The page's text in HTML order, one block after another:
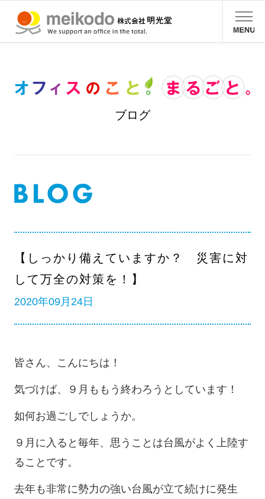
ブログ
【しっかり備えていますか？ 災害に対
して万全の対策を！】
2020年09月24日
皆さん、こんにちは！
気づけば、９月ももう終わろうとしています！
如何お過ごしでしょうか。
９月に入ると毎年、思うことは台風がよく上陸す
ることです。
去年も非常に勢力の強い台風が立て続けに発生